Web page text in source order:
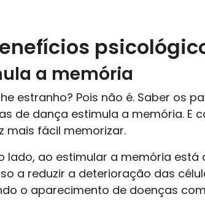
a memória
estranho? Pois não é. Saber os
de dança estimula a memória. E
mais fácil memorizar.
lado, ao estimular a memória
a reduzir a deterioração das
o aparecimento de doenças